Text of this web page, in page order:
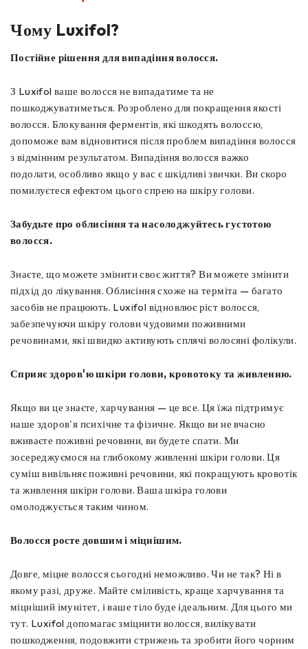
Чому Luxifol?
Постійне рішення для випадіння волосся.
З Luxifol ваше волосся не випадатиме та не
пошкоджуватиметься. Розроблено для покращення якості
волосся. Блокування ферментів, які шкодять волоссю,
допоможе вам відновитися після проблем випадіння волосся
з відмінним результатом. Випадіння волосся важко
подолати, особливо якщо у вас є шкідливі звички. Ви скоро
помилуєтеся ефектом цього спрею на шкіру голови.
Забудьте про облисіння та насолоджуйтесь густотою
волосся.
Знаєте, що можете змінити своє життя? Ви можете змінити
підхід до лікування. Облисіння схоже на терміта — багато
засобів не працюють. Luxifol відновлює ріст волосся,
забезпечуючи шкіру голови чудовими поживними
речовинами, які швидко активують сплячі волосяні фолікули.
Сприяє здоров'ю шкіри голови, кровотоку та живленню.
Якщо ви це знаєте, харчування — це все. Ця їжа підтримує
наше здоров'я психічне та фізичне. Якщо ви не вчасно
вживаєте поживні речовини, ви будете спати. Ми
зосереджуємося на глибокому живленні шкіри голови. Ця
суміш вивільняє поживні речовини, які покращують кровотік
та живлення шкіри голови. Ваша шкіра голови
омолоджується таким чином.
Волосся росте довшим і міцнішим.
Довге, міцне волосся сьогодні неможливо. Чи не так? Ні в
якому разі, друже. Майте сміливість, краще харчування та
міцніший імунітет, і ваше тіло буде ідеальним. Для цього ми
тут. Luxifol допомагає зміцнити волосся, вилікувати
пошкодження, подовжити стрижень та зробити його чорним